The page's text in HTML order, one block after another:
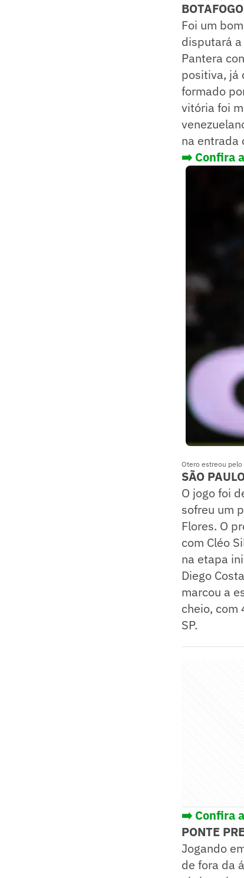
Foi um
disputará
Pantera
positiva, já
formado
vitória foi
na entrada
➡️ Confira
Otero estreou pelo
SÃO
O jogo foi
sofreu um
Flores. O
com Cléo
na etapa
Diego
marcou a
cheio, com
SP.
➡️ Confira
PONTE
Jogando
de fora da